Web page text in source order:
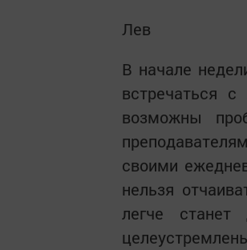
Лев
В начале
встречаться
возможны
своими
нельзя
легче